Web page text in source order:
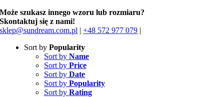
Może szukasz innego wzoru lub rozmiaru?
Skontaktuj się z nami!
sklep@sundream.com.pl |+48 572 977 079 |
Sort by Popularity
Sort by Name
Sort by Price
Sort by Date
Sort by Popularity
Sort by Rating